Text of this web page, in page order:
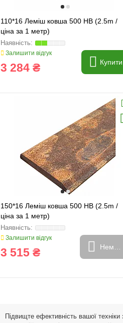
110*16 Леміш ковша 500 HB (2.5m /
ціна за 1 метр)
Залишити відгук
3 284 ₴ Купити
150*16 Леміш ковша 500 HB (2.5m /
ціна за 1 метр)
Залишити відгук
3 515 ₴ Немає
Підвищте ефективність вашої